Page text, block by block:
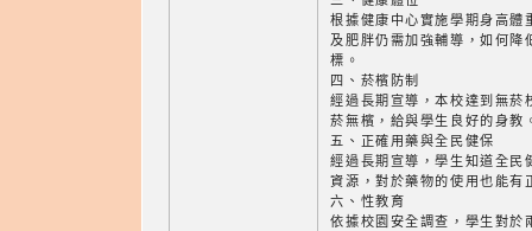
根據健康中心實施學期身高體
及肥胖仍需加強輔導，如何降
標。
四、菸檳防制
經過長期宣導，本校達到無菸
菸無檳，給與學生良好的身教
五、正確用藥與全民健保
經過長期宣導，學生知道全民
資源，對於藥物的使用也能有
六、性教育
依據校園安全調查，學生對於